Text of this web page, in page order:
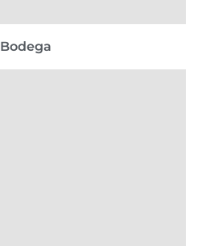
Bodega